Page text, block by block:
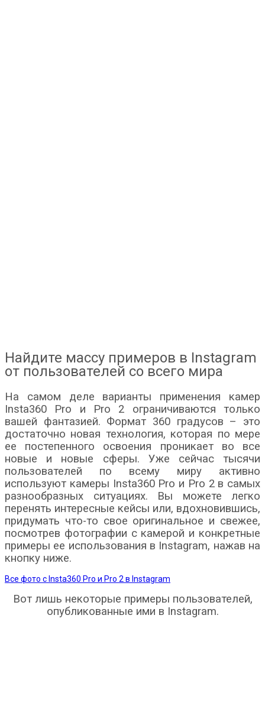
Найдите массу примеров в Instagram
от пользователей со всего мира
На самом деле варианты применения камер
Insta360 Pro и Pro 2 ограничиваются только
вашей фантазией. Формат 360 градусов – это
достаточно новая технология, которая по мере
ее постепенного освоения проникает во все
новые и новые сферы. Уже сейчас тысячи
пользователей по всему миру активно
используют камеры Insta360 Pro и Pro 2 в самых
разнообразных ситуациях. Вы можете легко
перенять интересные кейсы или, вдохновившись,
придумать что-то свое оригинальное и свежее,
посмотрев фотографии с камерой и конкретные
примеры ее использования в Instagram, нажав на
кнопку ниже.
Все фото с Insta360 Pro и Pro 2 в Instagram
Вот лишь некоторые примеры пользователей,
опубликованные ими в Instagram.